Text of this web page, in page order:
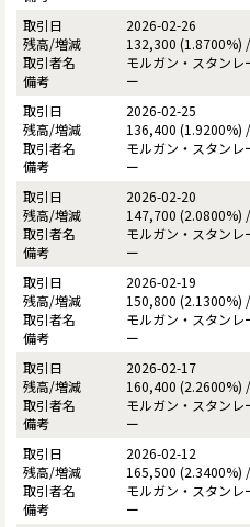
2026-02-26
132,300 (1.8700%) /
モルガン・スタンレ
ー
2026-02-25
136,400 (1.9200%) /
モルガン・スタンレ
ー
2026-02-20
147,700 (2.0800%) /
モルガン・スタンレ
ー
2026-02-19
150,800 (2.1300%) /
モルガン・スタンレ
ー
2026-02-17
160,400 (2.2600%) /
モルガン・スタンレ
ー
2026-02-12
165,500 (2.3400%) /
モルガン・スタンレ
ー